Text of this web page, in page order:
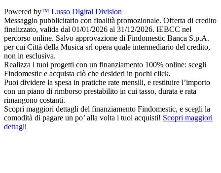
Powered by™ Lusso Digital Division
Messaggio pubblicitario con finalità promozionale. Offerta di credito
finalizzato, valida dal 01/01/2026 al 31/12/2026. IEBCC nel
percorso online. Salvo approvazione di Findomestic Banca S.p.A.
per cui Città della Musica srl opera quale intermediario del credito,
non in esclusiva.
Realizza i tuoi progetti con un finanziamento 100% online: scegli
Findomestic e acquista ciò che desideri in pochi click.
Puoi dividere la spesa in pratiche rate mensili, e restituire l’importo
con un piano di rimborso prestabilito in cui tasso, durata e rata
rimangono costanti.
Scopri maggiori dettagli del finanziamento Findomestic, e scegli la
comodità di pagare un po’ alla volta i tuoi acquisti! Scopri maggiori
dettagli